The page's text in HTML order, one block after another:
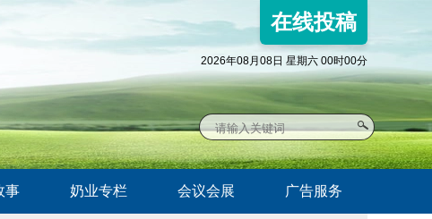
在线投稿
2026年08月08日 星期六 00时00分
事 奶业专栏 会议会展 广告服务